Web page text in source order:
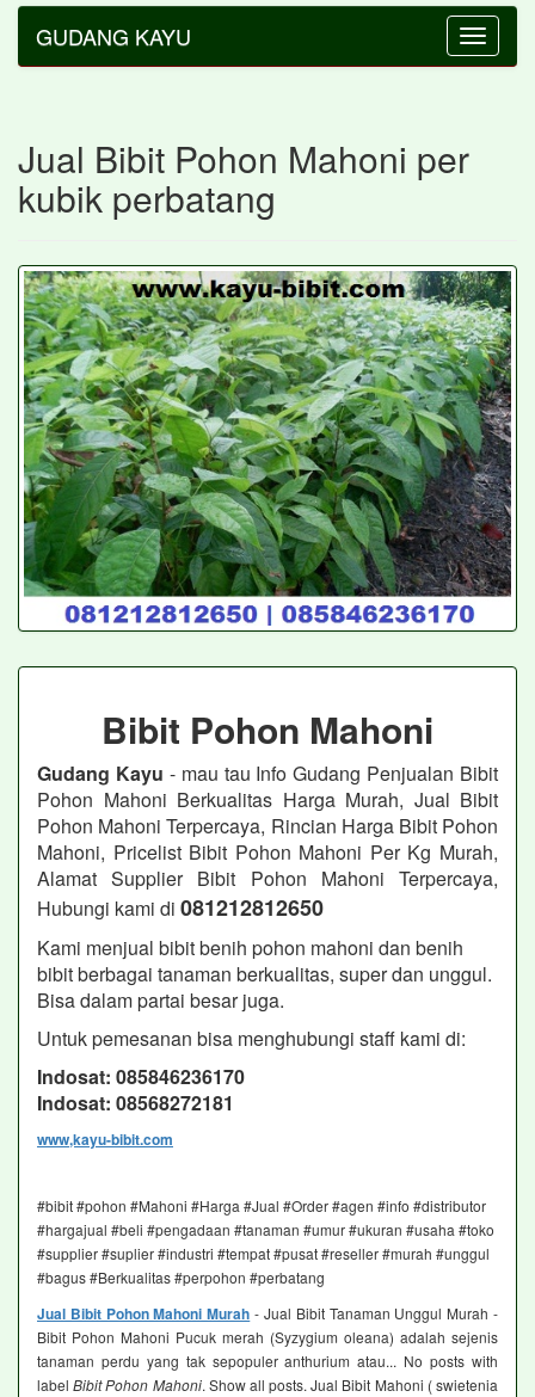
Toggle
GUDANG KAYU
Jual Bibit Pohon Mahoni per
kubik perbatang
Bibit Pohon Mahoni
Gudang Kayu - mau tau Info Gudang Penjualan Bibit
Pohon Mahoni Berkualitas Harga Murah, Jual Bibit
Pohon Mahoni Terpercaya, Rincian Harga Bibit Pohon
Mahoni, Pricelist Bibit Pohon Mahoni Per Kg Murah,
Alamat Supplier Bibit Pohon Mahoni Terpercaya,
Hubungi kami di 081212812650
Kami menjual bibit benih pohon mahoni dan benih
bibit berbagai tanaman berkualitas, super dan unggul.
Bisa dalam partai besar juga.
Untuk pemesanan bisa menghubungi staff kami di:
Indosat: 085846236170
Indosat: 08568272181
www,kayu-bibit.com
#bibit #pohon #Mahoni #Harga #Jual #Order #agen #info #distributor
#hargajual #beli #pengadaan #tanaman #umur #ukuran #usaha #toko
#supplier #suplier #industri #tempat #pusat #reseller #murah #unggul
#bagus #Berkualitas #perpohon #perbatang
Jual Bibit Pohon Mahoni Murah - Jual Bibit Tanaman Unggul Murah -
Bibit Pohon Mahoni Pucuk merah (Syzygium oleana) adalah sejenis
tanaman perdu yang tak sepopuler anthurium atau... No posts with
labelBibit Pohon Mahoni. Show all posts. Jual Bibit Mahoni ( swietenia